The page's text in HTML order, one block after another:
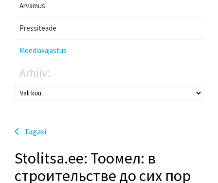
Arvamus
Pressiteade
Meediakajastus
Arhiiv:
Tagasi
Stolitsa.ee: Тоомел: в
строительстве до сих пор